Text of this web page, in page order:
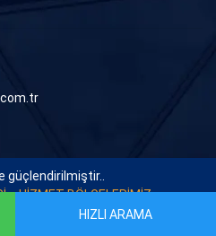
güçlendirilmiştir..
HİZMET BÖLGELERİMİZ
. Tüm Hakları Saklıdır.
HIZLI ARAMA